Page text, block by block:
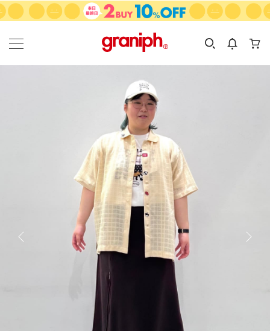
カテゴリーから探す
KIDS
カテゴリ
サイズ